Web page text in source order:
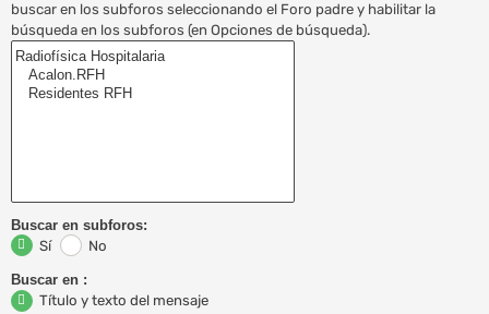
buscar en los subforos seleccionando el Foro padre y habilitar la
búsqueda en los subforos (en Opciones de búsqueda).
Buscar en subforos:
Sí
No
Buscar en :
Título y texto del mensaje